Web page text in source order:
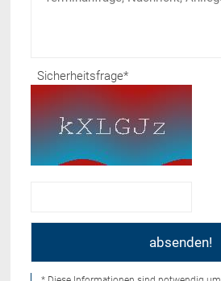
Sicherheitsfrage*